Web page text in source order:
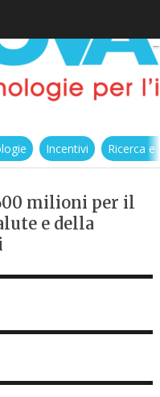
Incentivi Ricerca
milioni per il
e della